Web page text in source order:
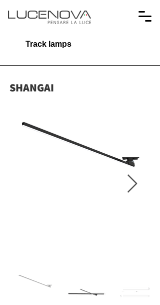
Track lamps
SHANGAI